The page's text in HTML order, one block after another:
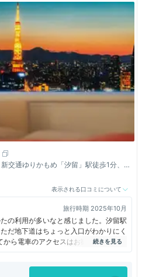
交通ゆりかもめ「汐留」駅徒歩1分、
表示される口コミについて
旅行時期 2025年10月
の利用が多いなと感じました。汐留駅
だ地下道はちょっと入口がわかりにく
ら電車のアクセスはお勧めします。
るぐらいで、２５Fがフロントなので